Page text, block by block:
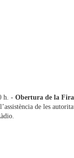
h. - Obertura de la
de les